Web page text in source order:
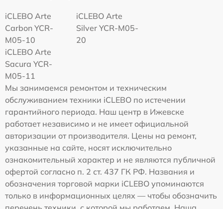
iCLEBO Arte
Carbon YCR-
M05-10
iCLEBO Arte
Silver YCR-M05-
20
iCLEBO Arte
Sacura YCR-
M05-11
Мы занимаемся ремонтом и техническим
обслуживанием техники iCLEBO по истечении
гарантийного периода. Наш центр в Ижевске
работает независимо и не имеет официальной
авторизации от производителя. Цены на ремонт,
указанные на сайте, носят исключительно
ознакомительный характер и не являются публичной
офертой согласно п. 2 ст. 437 ГК РФ. Названия и
обозначения торговой марки iCLEBO упоминаются
только в информационных целях — чтобы обозначить